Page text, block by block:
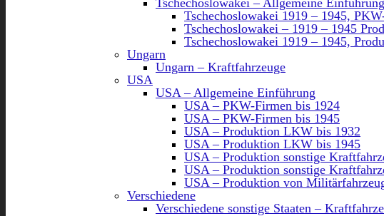
Tschechoslowakei – Allgemeine Einführung
Tschechoslowakei 1919 – 1945,
Tschechoslowakei – 1919 – 1945
Tschechoslowakei 1919 – 1945,
Ungarn
Ungarn – Kraftfahrzeuge
USA
USA – Allgemeine Einführung
USA – PKW-Firmen bis 1924
USA – PKW-Firmen bis 1945
USA – Produktion LKW bis 1932
USA – Produktion LKW bis 1945
USA – Produktion sonstige
USA – Produktion sonstige
USA – Produktion von
Verschiedene
Verschiedene sonstige Staaten –